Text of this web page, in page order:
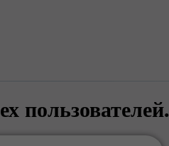
пользователей.